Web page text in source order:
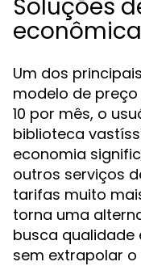
Soluções
Um dos
modelo de preço
10 por mês, o
biblioteca
economia
outros serviços
tarifas muito
torna uma
busca qualidade
sem extrapolar